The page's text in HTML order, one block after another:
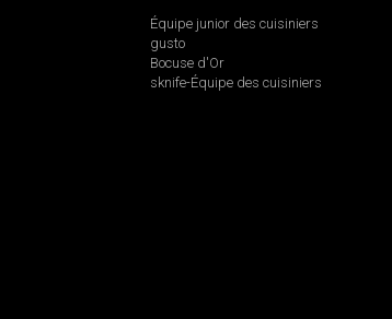
Équipe junior des cuisiniers
gusto
Bocuse d'Or
sknife-Équipe des cuisiniers